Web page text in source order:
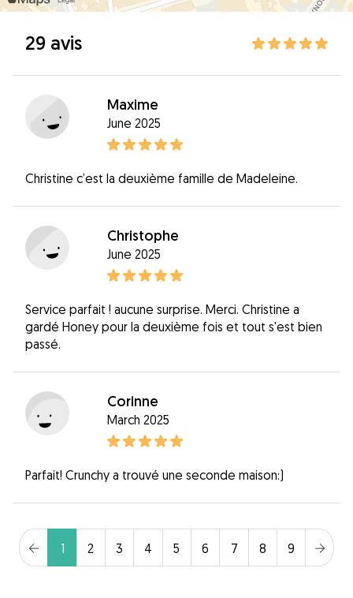
29 avis
Maxime
June 2025
Christine c’est la deuxième famille de Madeleine.
Christophe
June 2025
Service parfait ! aucune surprise. Merci. Christine a
gardé Honey pour la deuxième fois et tout s'est bien
passé.
Corinne
March 2025
Parfait! Crunchy a trouvé une seconde maison:)
1 2 3 4 5 6 7 8 9